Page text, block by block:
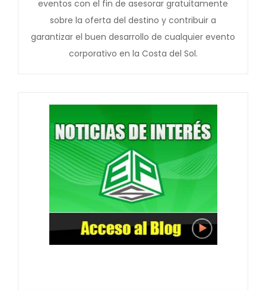
eventos con el fin de asesorar gratuitamente
sobre la oferta del destino y contribuir a
garantizar el buen desarrollo de cualquier evento
corporativo en la Costa del Sol.